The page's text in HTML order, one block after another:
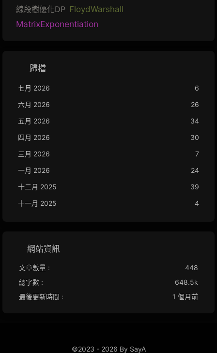
線段樹優化DP FloydWarshall
MatrixExponentiation
歸檔
七月 2026
6
六月 2026
26
五月 2026
34
四月 2026
30
三月 2026
7
一月 2026
24
十二月 2025
39
十一月 2025
4
網站資訊
文章數量 :
448
總字數 :
648.5k
最後更新時間 :
1 個月前
©2023 - 2026 By SayA